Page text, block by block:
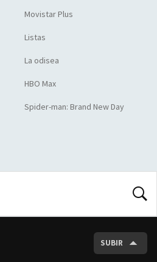
Movistar Plus
Listas
La odisea
HBO Max
Spider-man: Brand New Day
SUBIR